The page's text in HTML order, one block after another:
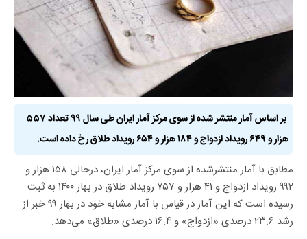
بر اساس آمار منتشر شده از سوی مرکز آمار ایران طی سال ۹۹ تعداد ۵۵۷
هزار و ۶۴۹ رویداد ازدواج و ۱۸۴ هزار و ۶۵۴ رویداد طلاق رخ داده است.
مطابق با آمار منتشرشده از سوی مرکز آمار ایران، درحالی ۱۵۸ هزار و
۹۹۲ رویداد ازدواج و ۴۱ هزار و ۷۵۷ رویداد طلاق در بهار ۱۴۰۰ به ثبت
رسیده است که این آمار در قیاس با آمار مشابه خود در بهار ۹۹ خبر از
رشد ۲۳.۶ درصدی «ازدواج» و ۱۶.۴ درصدی «طلاق» می‌دهد.